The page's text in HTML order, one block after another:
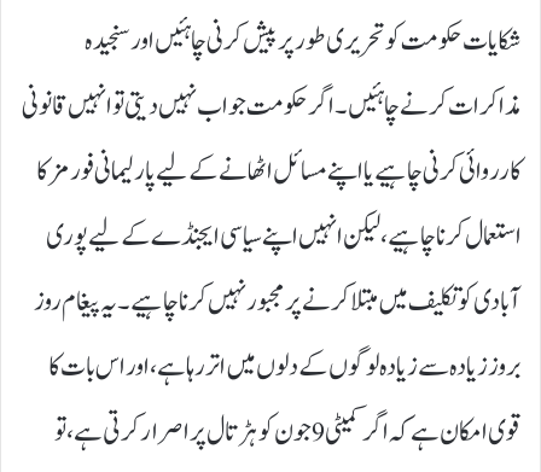
شکایات حکومت کو تحریری طور پر پیش کرنی چاہئیں اور سنجیدہ
مذاکرات کرنے چاہئیں۔ اگر حکومت جواب نہیں دیتی تو انہیں قانونی
کارروائی کرنی چاہیے یا اپنے مسائل اٹھانے کے لیے پارلیمانی فورمز کا
استعمال کرنا چاہیے، لیکن انہیں اپنے سیاسی ایجنڈے کے لیے پوری
آبادی کو تکلیف میں مبتلا کرنے پر مجبور نہیں کرنا چاہیے۔ یہ پیغام روز
بروز زیادہ سے زیادہ لوگوں کے دلوں میں اتر رہا ہے، اور اس بات کا
قوی امکان ہے کہ اگر کمیٹی 9جون کو ہڑتال پر اصرار کرتی ہے، تو